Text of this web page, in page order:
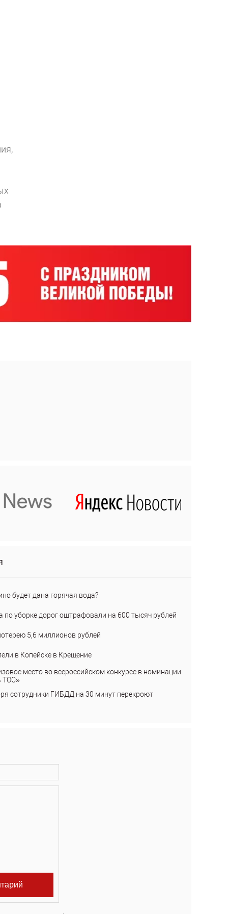
будет дана горячая вода?
по уборке дорог оштрафовали на 600 тысяч рублей
5,6 миллионов рублей
в Копейске в Крещение
место во всероссийском конкурсе в номинации
ТОС»
сотрудники ГИБДД на 30 минут перекроют